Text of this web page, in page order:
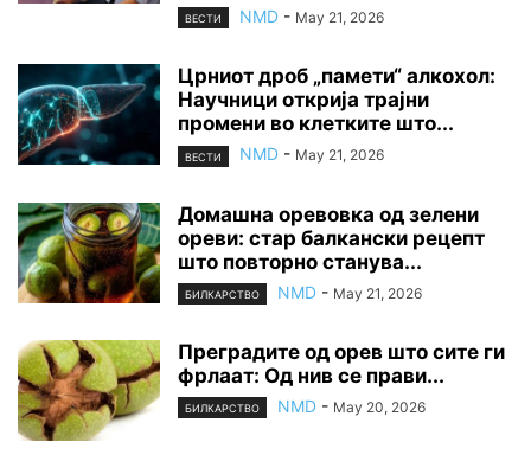
ВЕСТИ NMD - May 21, 2026
Црниот дроб „памети“ алкохол:
Научници открија трајни
промени во клетките што...
ВЕСТИ NMD - May 21, 2026
Домашна оревовка од зелени
ореви: стар балкански рецепт
што повторно станува...
БИЛКАРСТВО NMD - May 21, 2026
Преградите од орев што сите ги
фрлаат: Од нив се прави...
БИЛКАРСТВО NMD - May 20, 2026